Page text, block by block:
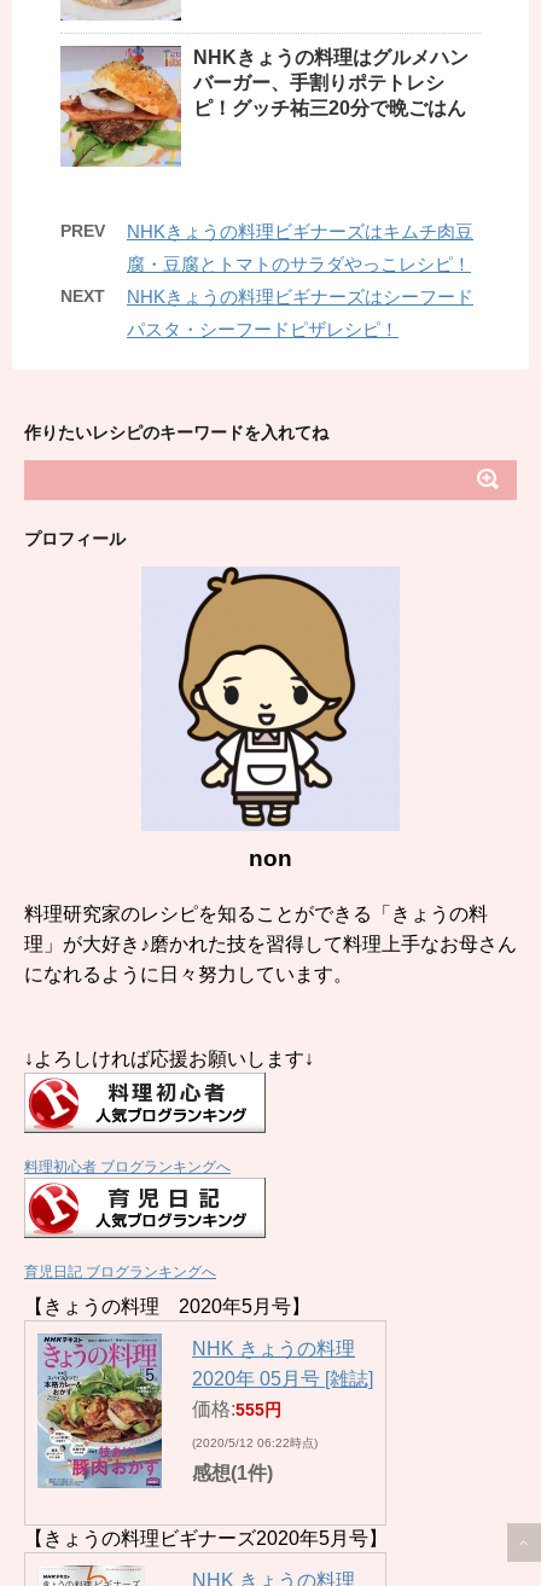
NHKきょうの料理はグルメハン
バーガー、手割りポテトレシ
ピ！グッチ祐三20分で晩ごはん
PREV
NHKきょうの料理ビギナーズはキムチ肉豆
腐・豆腐とトマトのサラダやっこレシピ！
NEXT
NHKきょうの料理ビギナーズはシーフード
パスタ・シーフードピザレシピ！
作りたいレシピのキーワードを入れてね
プロフィール
non
料理研究家のレシピを知ることができる「きょうの料
理」が大好き♪磨かれた技を習得して料理上手なお母さん
になれるように日々努力しています。
↓よろしければ応援お願いします↓
料理初心者 ブログランキングへ
育児日記 ブログランキングへ
【きょうの料理 2020年5月号】
NHK きょうの料理
2020年 05月号 [雑誌]
価格:555円
(2020/5/12 06:22時点)
感想(1件)
【きょうの料理ビギナーズ2020年5月号】
NHK きょうの料理